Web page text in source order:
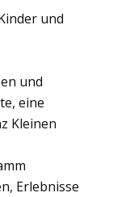
und
und
eine
Kleinen
Erlebnisse